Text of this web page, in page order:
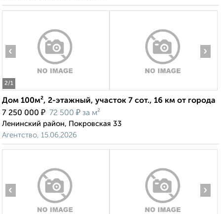
2/1
‹ ›
Дом 100м², 2-этажный, участок 7 сот., 16 км от города
7 250 000 ₽ 72 500 ₽ за м²
Ленинский район, Покровская 33
Агентство, 15.06.2026
‹ ›